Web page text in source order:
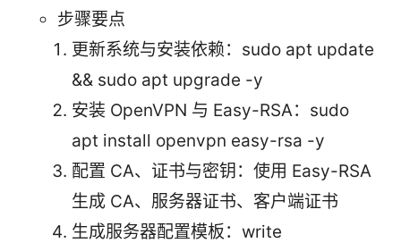
步骤要点
更新系统与安装依赖：sudo apt update
&& sudo apt upgrade -y
安装 OpenVPN 与 Easy-RSA：sudo
apt install openvpn easy-rsa -y
配置 CA、证书与密钥：使用 Easy-RSA
生成 CA、服务器证书、客户端证书
生成服务器配置模板：write